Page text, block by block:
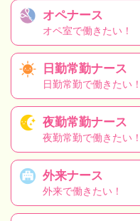
オペナース
オペ室で働きたい！
日勤常勤ナース
日勤常勤で働きたい！
夜勤常勤ナース
夜勤常勤で働きたい！
外来ナース
外来で働きたい！